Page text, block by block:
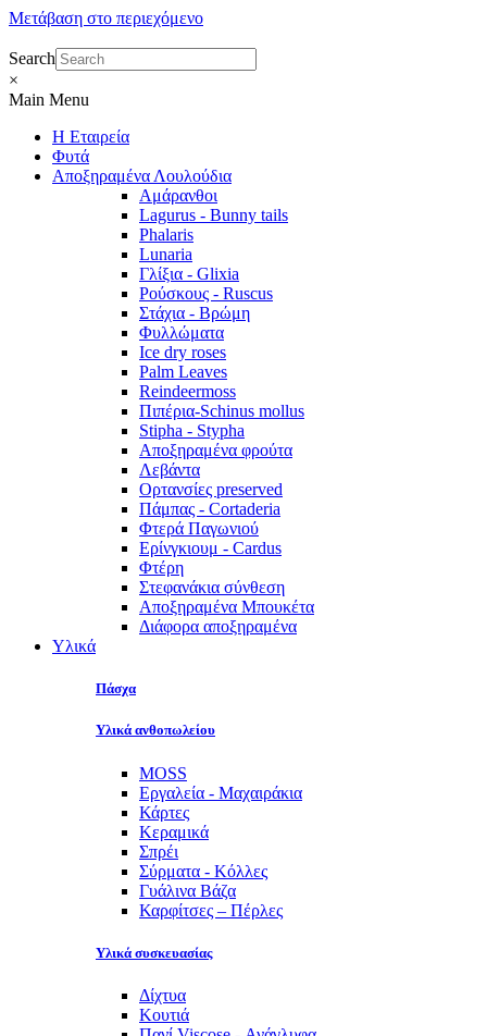
Μετάβαση στο περιεχόμενο
Search
×
Main Menu
Η Εταιρεία
Φυτά
Αποξηραμένα Λουλούδια
Αμάρανθοι
Lagurus - Bunny tails
Phalaris
Lunaria
Γλίξια - Glixia
Ρούσκους - Ruscus
Στάχια - Βρώμη
Φυλλώματα
Ice dry roses
Palm Leaves
Reindeermoss
Πιπέρια-Schinus mollus
Stipha - Stypha
Αποξηραμένα φρούτα
Λεβάντα
Ορτανσίες preserved
Πάμπας - Cortaderia
Φτερά Παγωνιού
Ερίνγκιουμ - Cardus
Φτέρη
Στεφανάκια σύνθεση
Αποξηραμένα Μπουκέτα
Διάφορα αποξηραμένα
Υλικά
Πάσχα
Υλικά ανθοπωλείου
MOSS
Εργαλεία - Μαχαιράκια
Κάρτες
Κεραμικά
Σπρέι
Σύρματα - Κόλλες
Γυάλινα Βάζα
Καρφίτσες – Πέρλες
Υλικά συσκευασίας
Δίχτυα
Κουτιά